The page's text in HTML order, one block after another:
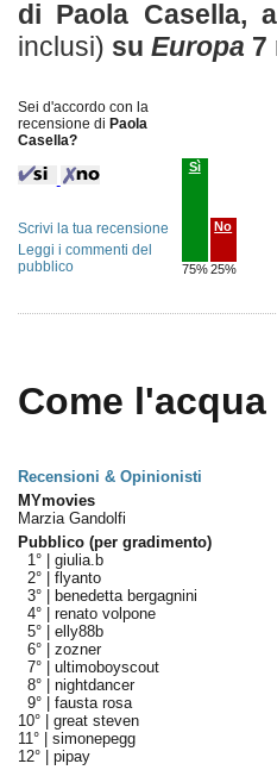
di Paola Casella,
inclusi) su Europa 7
Sei d'accordo con la
recensione di Paola
Casella?
Sì
75%
No
25%
Scrivi la tua recensione
Leggi i commenti del
pubblico
Come
Recensioni & Opinionisti
MYmovies
Marzia Gandolfi
Pubblico (per gradimento)
1° | giulia.b
2° | flyanto
3° |
benedetta bergagnini
4° | renato volpone
5° | elly88b
6° | zozner
7° | ultimoboyscout
8° | nightdancer
9° | fausta rosa
10° | great steven
11° | simonepegg
12° | pipay